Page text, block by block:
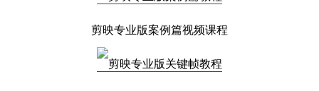
剪映专业版案例篇视频课程